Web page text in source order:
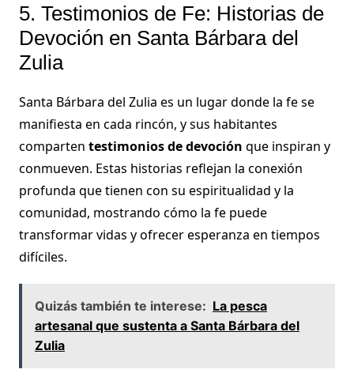
5. Testimonios de Fe: Historias de
Devoción en Santa Bárbara del
Zulia
Santa Bárbara del Zulia es un lugar donde la fe se
manifiesta en cada rincón, y sus habitantes
comparten testimonios de devoción que inspiran y
conmueven. Estas historias reflejan la conexión
profunda que tienen con su espiritualidad y la
comunidad, mostrando cómo la fe puede
transformar vidas y ofrecer esperanza en tiempos
difíciles.
Quizás también te interese: La pesca
artesanal que sustenta a Santa Bárbara del
Zulia